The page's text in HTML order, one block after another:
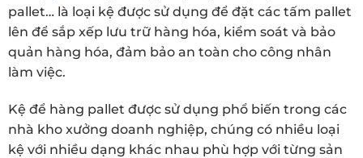
pallet… là loại kệ được sử dụng để đặt các tấm pallet
lên để sắp xếp lưu trữ hàng hóa, kiểm soát và bảo
quản hàng hóa, đảm bảo an toàn cho công nhân
làm việc.
Kệ để hàng pallet được sử dụng phổ biến trong các
nhà kho xưởng doanh nghiệp, chúng có nhiều loại
kệ với nhiều dạng khác nhau phù hợp với từng sản